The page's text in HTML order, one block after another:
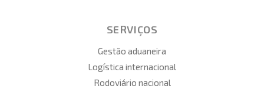
SERVIÇOS
Gestão aduaneira
Logística internacional
Rodoviário nacional